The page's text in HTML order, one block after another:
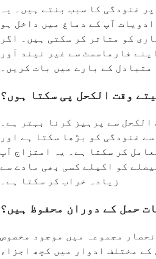
غنودگی کا سبب بنتے ہیں۔ یہ
آپ کے دماغ میں داخل ہو
کو متاثر کر سکتی ہیں۔ اگر
فارماسسٹ سے غیر نیند آور
متبادل کے بارے میں بات کریں۔
وقت الکحل پی سکتا ہوں؟
سے پرہیز کرنا بہتر ہے۔
غنودگی کو بڑھا سکتا ہے اور
کر سکتا ہے۔ یہ امتزاج آپ
کو اکیلے کسی بھی مادے سے
زیادہ خراب کر سکتا ہے۔
حمل کے دوران محفوظ ہیں؟
مجموعہ میں موجود مخصوص
کے مختلف ادوار میں کچھ اجزاء